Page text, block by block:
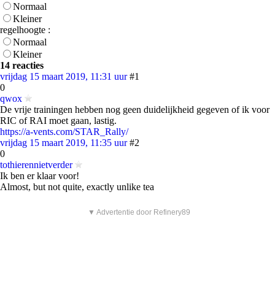
Normaal
Kleiner
regelhoogte :
Normaal
Kleiner
14 reacties
vrijdag 15 maart 2019, 11:31 uur #1
0
qwox
De vrije trainingen hebben nog geen duidelijkheid gegeven of ik voor
RIC of RAI moet gaan, lastig.
https://a-vents.com/STAR_Rally/
vrijdag 15 maart 2019, 11:35 uur #2
0
tothierennietverder
Ik ben er klaar voor!
Almost, but not quite, exactly unlike tea
▼ Advertentie door Refinery89